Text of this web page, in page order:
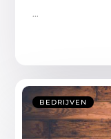
BEDRIJVEN